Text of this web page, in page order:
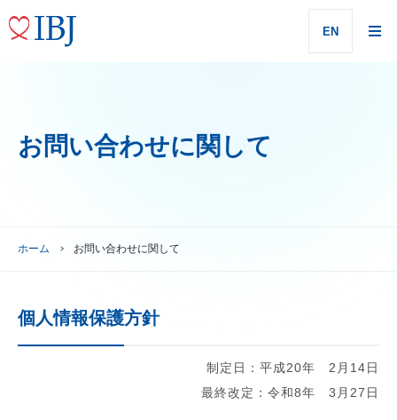
EN
お問い合わせに関して
ホーム お問い合わせに関して
個人情報保護方針
制定日：平成20年 2月14日
最終改定：令和8年 3月27日